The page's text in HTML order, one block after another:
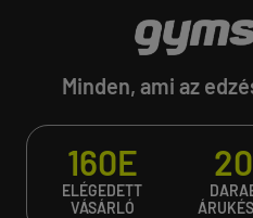
Minden, ami az
160E
ELÉGEDETT
VÁSÁRLÓ